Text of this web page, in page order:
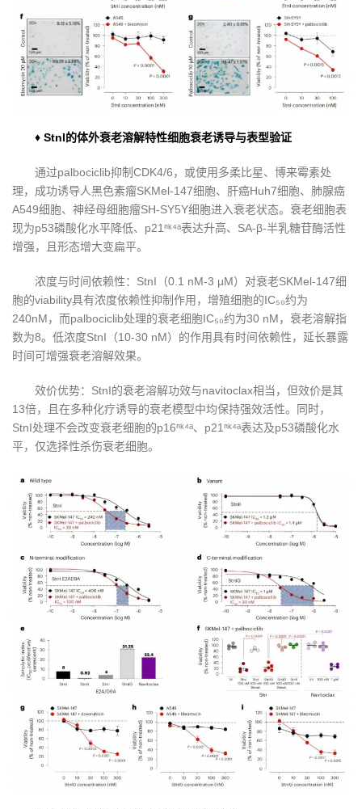
♦ StnI的体外衰老溶解特性细胞衰老诱导与表型验证
通过palbociclib抑制CDK4/6，或使用多柔比星、博来霉素处
理，成功诱导人黑色素瘤SKMel-147细胞、肝癌Huh7细胞、肺腺癌
A549细胞、神经母细胞瘤SH-SY5Y细胞进入衰老状态。衰老细胞表
现为p53磷酸化水平降低、p21ⁿᵏ⁴ᵃ表达升高、SA-β-半乳糖苷酶活性
增强，且形态增大变扁平。
浓度与时间依赖性：StnI（0.1 nM-3 μM）对衰老SKMel-147细
胞的viability具有浓度依赖性抑制作用，增殖细胞的IC₅₀约为
240nM，而palbociclib处理的衰老细胞IC₅₀约为30 nM，衰老溶解指
数为8。低浓度StnI（10-30 nM）的作用具有时间依赖性，延长暴露
时间可增强衰老溶解效果。
效价优势：StnI的衰老溶解功效与navitoclax相当，但效价是其
13倍，且在多种化疗诱导的衰老模型中均保持强效活性。同时，
StnI处理不会改变衰老细胞的p16ⁿᵏ⁴ᵃ、p21ⁿᵏ⁴ᵃ表达及p53磷酸化水
平，仅选择性杀伤衰老细胞。